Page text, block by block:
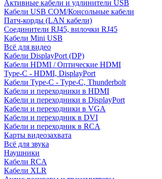
Активные кабели и удлинители USB
Кабели USB COM/Консольные кабели
Патч-корды (LAN кабели)
Соединители RJ45, вилочки RJ45
Кабели Mini USB
Всё для видео
Кабели DisplayPort (DP)
Кабели HDMI / Оптические HDMI
Type-C - HDMI, DisplayPort
Кабели Type-C - Type-C, Thunderbolt
Кабели и переходники в HDMI
Кабели и переходники в DisplayPort
Кабели и переходники в VGA
Кабели и переходник в DVI
Кабели и переходник в RCA
Карты видеозахвата
Всё для звука
Наушники
Кабели RCA
Кабели XLR